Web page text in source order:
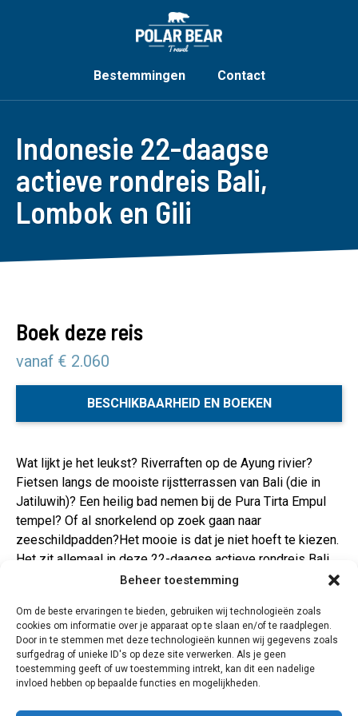
Beheer toestemming
Om de beste ervaringen te bieden, gebruiken wij technologieën zoals
cookies om informatie over je apparaat op te slaan en/of te raadplegen.
Door in te stemmen met deze technologieën kunnen wij gegevens zoals
surfgedrag of unieke ID's op deze site verwerken. Als je geen
toestemming geeft of uw toestemming intrekt, kan dit een nadelige
invloed hebben op bepaalde functies en mogelijkheden.
Bestemmingen Contact
Indonesie 22-daagse
actieve rondreis Bali,
Lombok en Gili
Boek deze reis
vanaf € 2.060
BESCHIKBAARHEID EN BOEKEN
Wat lijkt je het leukst? Riverraften op de Ayung rivier?
Fietsen langs de mooiste rijstterrassen van Bali (die in
Jatiluwih)? Een heilig bad nemen bij de Pura Tirta Empul
tempel? Of al snorkelend op zoek gaan naar
zeeschildpadden?Het mooie is dat je niet hoeft te kiezen.
Het zit allemaal in deze 22-daagse actieve rondreis Bali,
Lombok en Gili. Dit programma zit boordevol leuke
locaties van deze Indonesische eilanden. Maar niet alleen
dat, we zorgen er ook voor dat je de absolute
hoogtepunten te zien en te doen krijgt. We noemen alvast
een bezoek aan de mysterieuze Ulun Danu tempel en dat
je gaat snorkelen bij de Gili eilanden…. Er is heel veel om
naar uit te kijken met deze reis!